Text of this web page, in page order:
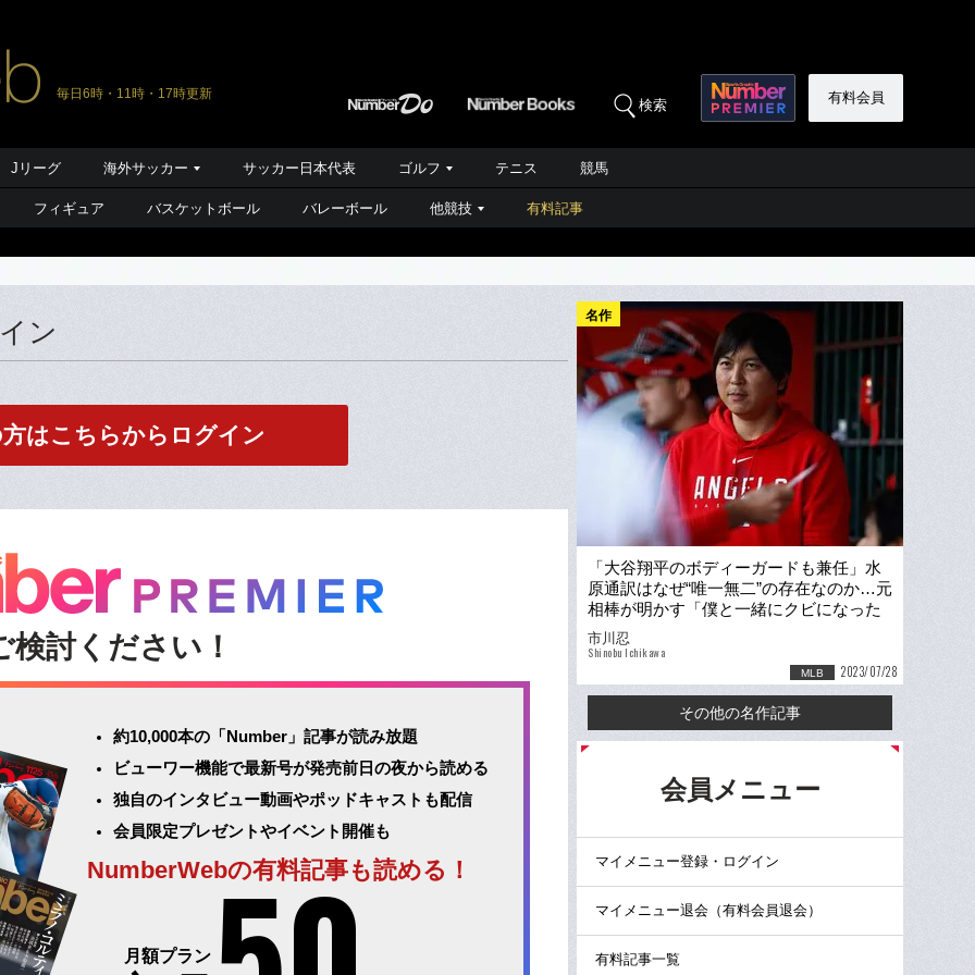
毎日6時・11時・17時更新
検索 有料会員
Jリーグ 海外サッカー サッカー日本代表 ゴルフ テニス 競馬
フィギュア バスケットボール バレーボール 他競技 有料記事
ン
はこちらからログイン
検討ください！
約10,000本の「Number」記事が読み放題
ビューワー機能で最新号が発売前日の夜から読める
独自のインタビュー動画やポッドキャストも配信
会員限定プレゼントやイベント開催も
NumberWebの有料記事も読める！
月額プラン
名作
「大谷翔平のボディーガードも兼任」水
原通訳はなぜ“唯一無二”の存在なのか…元
相棒が明かす「僕と一緒にクビになった
一平君」の素顔
市川忍
Shinobu Ichikawa
MLB 2023/07/28
その他の名作記事
会員メニュー
マイメニュー登録・ログイン
マイメニュー退会（有料会員退会）
有料記事一覧